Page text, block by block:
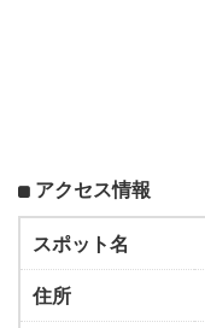
アクセス情報
スポット名
住所